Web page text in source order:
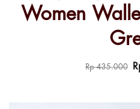
Women
Rp435.000